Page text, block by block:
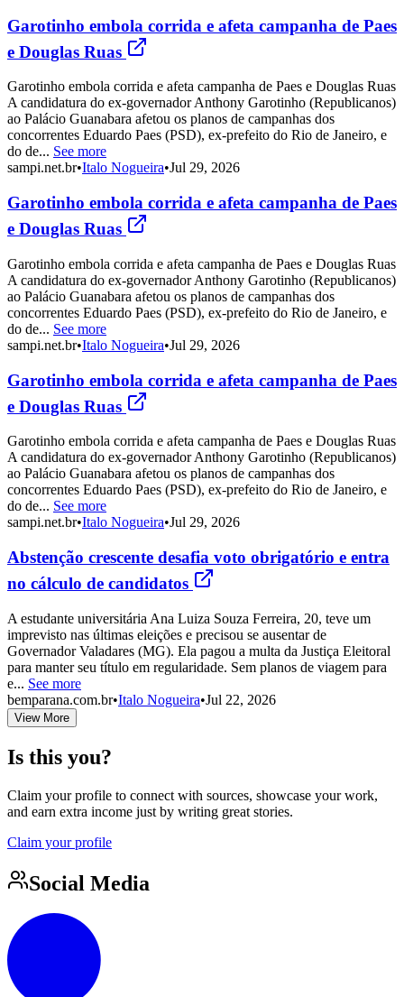
Garotinho embola corrida e afeta campanha de Paes
e Douglas Ruas
Garotinho embola corrida e afeta campanha de Paes e Douglas Ruas
A candidatura do ex-governador Anthony Garotinho (Republicanos)
ao Palácio Guanabara afetou os planos de campanhas dos
concorrentes Eduardo Paes (PSD), ex-prefeito do Rio de Janeiro, e
do de... See more
sampi.net.br•Italo Nogueira•Jul 29, 2026
Garotinho embola corrida e afeta campanha de Paes
e Douglas Ruas
Garotinho embola corrida e afeta campanha de Paes e Douglas Ruas
A candidatura do ex-governador Anthony Garotinho (Republicanos)
ao Palácio Guanabara afetou os planos de campanhas dos
concorrentes Eduardo Paes (PSD), ex-prefeito do Rio de Janeiro, e
do de... See more
sampi.net.br•Italo Nogueira•Jul 29, 2026
Garotinho embola corrida e afeta campanha de Paes
e Douglas Ruas
Garotinho embola corrida e afeta campanha de Paes e Douglas Ruas
A candidatura do ex-governador Anthony Garotinho (Republicanos)
ao Palácio Guanabara afetou os planos de campanhas dos
concorrentes Eduardo Paes (PSD), ex-prefeito do Rio de Janeiro, e
do de... See more
sampi.net.br•Italo Nogueira•Jul 29, 2026
Abstenção crescente desafia voto obrigatório e entra
no cálculo de candidatos
A estudante universitária Ana Luiza Souza Ferreira, 20, teve um
imprevisto nas últimas eleições e precisou se ausentar de
Governador Valadares (MG). Ela pagou a multa da Justiça Eleitoral
para manter seu título em regularidade. Sem planos de viagem para
e... See more
bemparana.com.br•Italo Nogueira•Jul 22, 2026
View More
Is this you?
Claim your profile to connect with sources, showcase your work,
and earn extra income just by writing great stories.
Claim your profile
Social Media